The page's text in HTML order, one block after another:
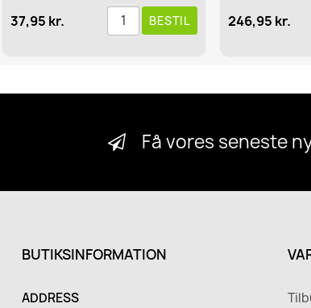
BESTIL 246,95 kr.
Få vores seneste
BUTIKSINFORMATION
ADDRESS